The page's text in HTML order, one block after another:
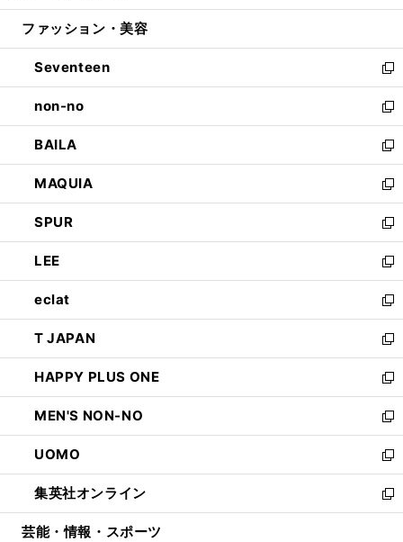
開
ウ
開
く
ン
ウ
で
開
く
ウ
ン
ド
ウ
で
開
く
ファッション・美容
Seventeen
新
し
い
ウ
ィ
ン
ド
ウ
で
開
く
non-no
新
し
い
ウ
ィ
ン
ド
ウ
で
開
く
BAILA
新
し
い
ウ
ィ
ン
ド
ウ
で
開
く
MAQUIA
新
し
い
ウ
ィ
ン
ド
ウ
で
開
く
SPUR
新
し
い
ウ
ィ
ン
ド
ウ
で
開
く
LEE
新
し
い
ウ
ィ
ン
ド
ウ
で
開
く
eclat
新
し
い
ウ
ィ
ン
ド
ウ
で
開
く
T JAPAN
新
し
い
ウ
ィ
ン
ド
ウ
で
開
HAPPY PLUS ONE
新
し
い
ウ
ィ
ン
ド
ウ
MEN'S NON-NO
新
し
い
ウ
ィ
ン
UOMO
新
し
い
ウ
集英社オンライン
新
し
芸能・情報・スポーツ